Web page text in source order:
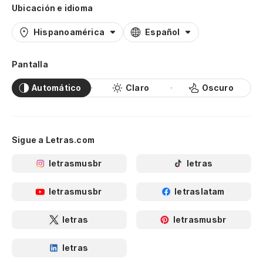
Ubicación e idioma
Hispanoamérica Español
Pantalla
Automático Claro Oscuro
Sigue a Letras.com
letrasmusbr letras
letrasmusbr letraslatam
letras letrasmusbr
letras